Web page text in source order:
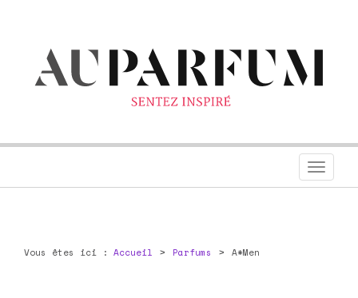
Vous êtes ici : Accueil Parfums A*Men